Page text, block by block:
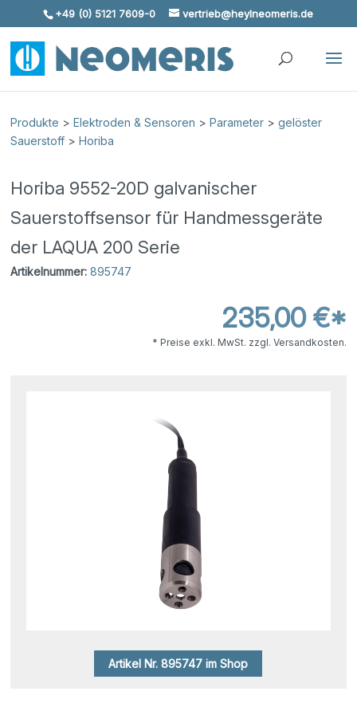
Skip To Content
+49 (0) 5121 7609-0 vertrieb@heylneomeris.de
Produkte >Elektroden & Sensoren >Parameter >gelöster
Sauerstoff >Horiba
Horiba 9552-20D galvanischer
Sauerstoffsensor für Handmessgeräte
der LAQUA 200 Serie
Artikelnummer: 895747
235,00 €*
* Preise exkl. MwSt. zzgl. Versandkosten.
Artikel Nr. 895747 im Shop